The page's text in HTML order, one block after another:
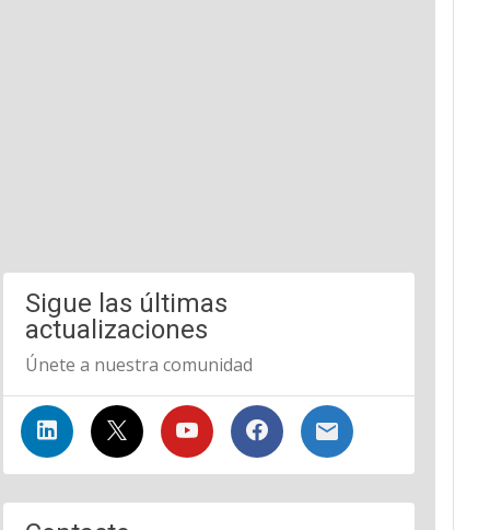
Sigue las últimas
actualizaciones
Únete a nuestra comunidad